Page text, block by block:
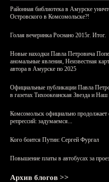
Районная библиотека в Амурске
Островского в Комсомольске?!
Голая вечеринка Роснано 2015г. Итог.
Новые находки Павла Петровича
аномальные явления, Неизвестная
автора в Амурске по 2025
Официальные публикации Павла
в газетах Тихоокеанская Звезда и
Комсомольск официально продолжает
репрессий: задумаемся...
Кого боится Путин: Сергей Фургал
Повышение платы в автобусах за
Архив блогов >>